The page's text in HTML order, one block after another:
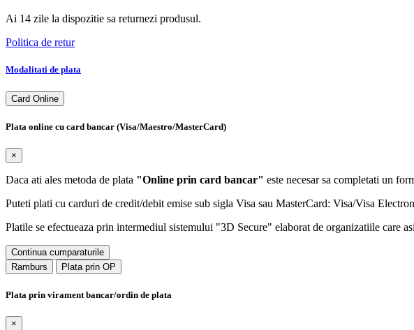
Ai 14 zile la dispozitie sa returnezi produsul.
Politica de retur
Modalitati de plata
Card Online
Plata online cu card bancar (Visa/Maestro/MasterCard)
×
Daca ati ales metoda de plata "Online prin card bancar" este necesar sa completati un
Puteti plati cu carduri de credit/debit emise sub sigla Visa sau MasterCard: Visa/Visa
Platile se efectueaza prin intermediul sistemului "3D Secure" elaborat de organizatiile care
Continua cumparaturile
Ramburs
Plata prin OP
Plata prin virament bancar/ordin de plata
×